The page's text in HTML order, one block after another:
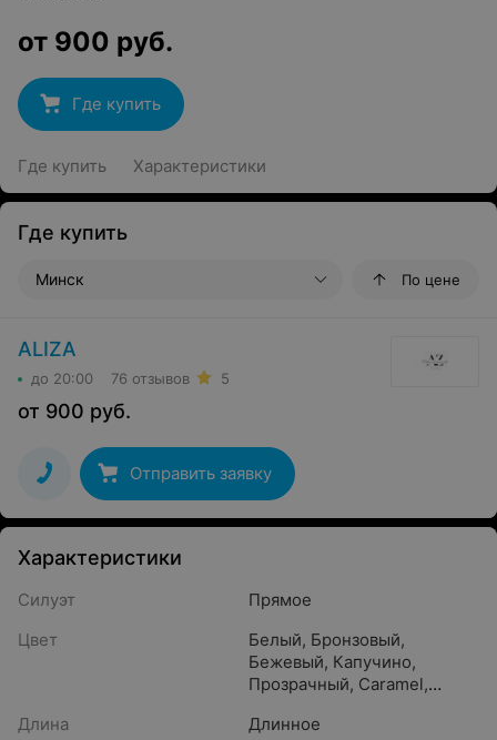
от 900 руб.
Где купить
Где купить Характеристики
Где купить
Минск По цене
ALIZA
до 20:00 76 отзывов 5
от 900 руб.
Отправить заявку
Характеристики
Силуэт
Прямое
Цвет
Белый, Бронзовый,
Бежевый, Капучино,
Прозрачный, Caramel,
Золотистый
Длина Длинное